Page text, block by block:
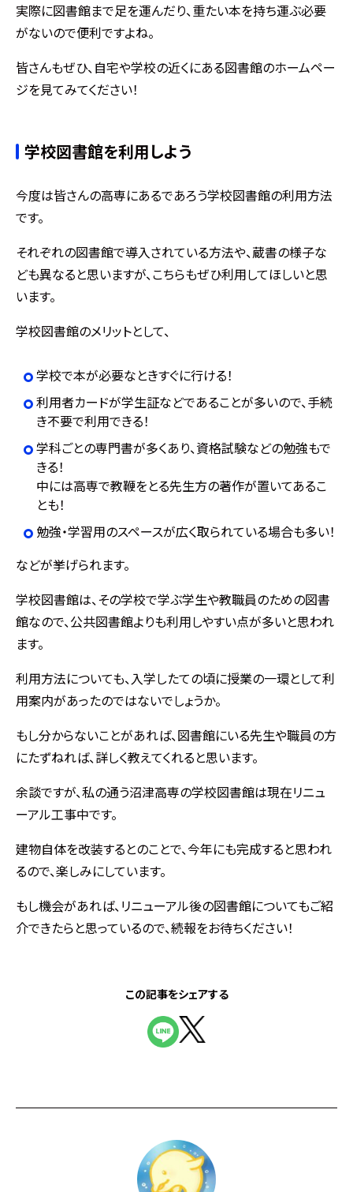
実際に図書館まで足を運んだり、重たい本を持ち運ぶ必要
がないので便利ですよね。
皆さんもぜひ、自宅や学校の近くにある図書館のホームペー
ジを見てみてください！
学校図書館を利用しよう
今度は皆さんの高専にあるであろう学校図書館の利用方法
です。
それぞれの図書館で導入されている方法や、蔵書の様子な
ども異なると思いますが、こちらもぜひ利用してほしいと思
います。
学校図書館のメリットとして、
学校で本が必要なときすぐに行ける！
利用者カードが学生証などであることが多いので、手続
き不要で利用できる！
学科ごとの専門書が多くあり、資格試験などの勉強もで
きる！
中には高専で教鞭をとる先生方の著作が置いてあるこ
とも！
勉強・学習用のスペースが広く取られている場合も多い！
などが挙げられます。
学校図書館は、その学校で学ぶ学生や教職員のための図書
館なので、公共図書館よりも利用しやすい点が多いと思われ
ます。
利用方法についても、入学したての頃に授業の一環として利
用案内があったのではないでしょうか。
もし分からないことがあれば、図書館にいる先生や職員の方
にたずねれば、詳しく教えてくれると思います。
余談ですが、私の通う沼津高専の学校図書館は現在リニュ
ーアル工事中です。
建物自体を改装するとのことで、今年にも完成すると思われ
るので、楽しみにしています。
もし機会があれば、リニューアル後の図書館についてもご紹
介できたらと思っているので、続報をお待ちください！
この記事をシェアする